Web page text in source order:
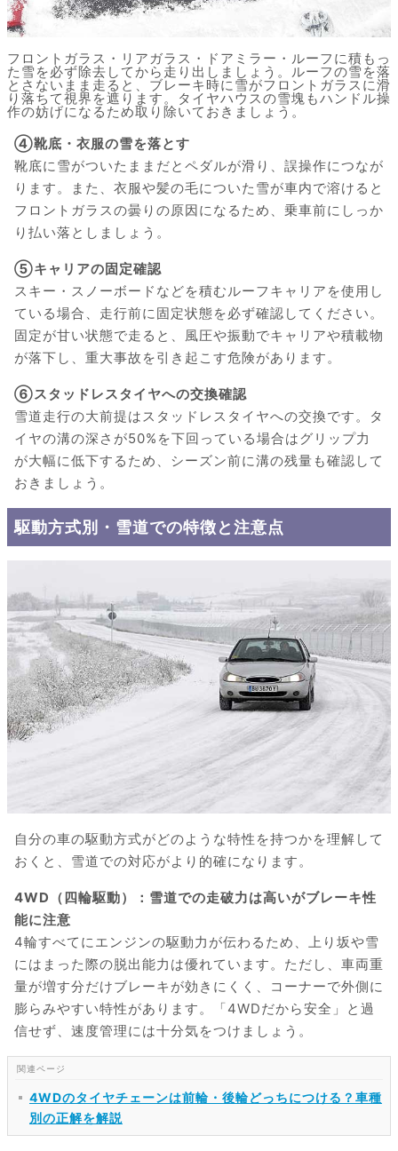
フロントガラス・リアガラス・ドアミラー・ルーフに積もっ
た雪を必ず除去してから走り出しましょう。ルーフの雪を落
とさないまま走ると、ブレーキ時に雪がフロントガラスに滑
り落ちて視界を遮ります。タイヤハウスの雪塊もハンドル操
作の妨げになるため取り除いておきましょう。
④靴底・衣服の雪を落とす
靴底に雪がついたままだとペダルが滑り、誤操作につなが
ります。また、衣服や髪の毛についた雪が車内で溶けると
フロントガラスの曇りの原因になるため、乗車前にしっか
り払い落としましょう。
⑤キャリアの固定確認
スキー・スノーボードなどを積むルーフキャリアを使用し
ている場合、走行前に固定状態を必ず確認してください。
固定が甘い状態で走ると、風圧や振動でキャリアや積載物
が落下し、重大事故を引き起こす危険があります。
⑥スタッドレスタイヤへの交換確認
雪道走行の大前提はスタッドレスタイヤへの交換です。タ
イヤの溝の深さが50%を下回っている場合はグリップ力
が大幅に低下するため、シーズン前に溝の残量も確認して
おきましょう。
駆動方式別・雪道での特徴と注意点
自分の車の駆動方式がどのような特性を持つかを理解して
おくと、雪道での対応がより的確になります。
4WD（四輪駆動）：雪道での走破力は高いがブレーキ性
能に注意
4輪すべてにエンジンの駆動力が伝わるため、上り坂や雪
にはまった際の脱出能力は優れています。ただし、車両重
量が増す分だけブレーキが効きにくく、コーナーで外側に
膨らみやすい特性があります。「4WDだから安全」と過
信せず、速度管理には十分気をつけましょう。
4WDのタイヤチェーンは前輪・後輪どっちにつける？車種
別の正解を解説